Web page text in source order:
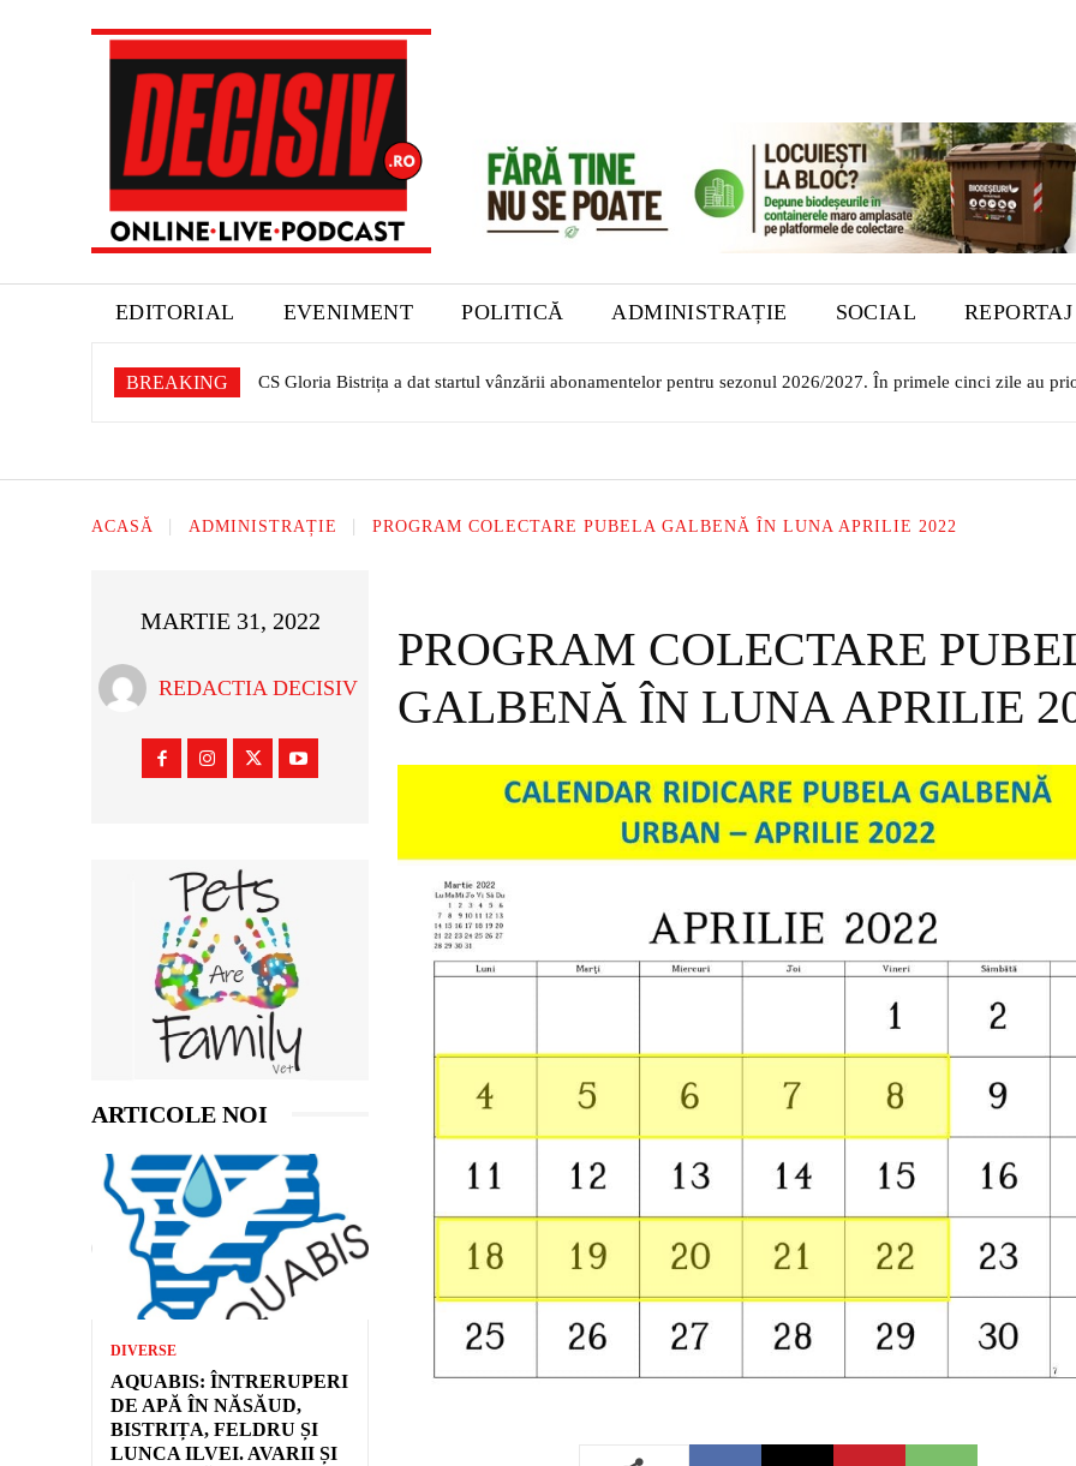
EDITORIAL EVENIMENT POLITICĂ ADMINISTRAȚIE SOCIAL REPORTAJ
BREAKING Expoziție dedicată patrimoniului sașilor transilvăneni la Muzeul Bistrița. Vernisajul are loc în 7 august
ACASĂ ADMINISTRAȚIE PROGRAM COLECTARE PUBELA GALBENĂ ÎN LUNA APRILIE 2022
MARTIE 31, 2022
REDACTIA DECISIV
ARTICOLE NOI
DIVERSE
AQUABIS: ÎNTRERUPERI
DE APĂ ÎN NĂSĂUD,
BISTRIȚA, FELDRU ȘI
LUNCA ILVEI. AVARII ȘI
PROGRAM COLECTARE
GALBENĂ ÎN LUNA APRILIE